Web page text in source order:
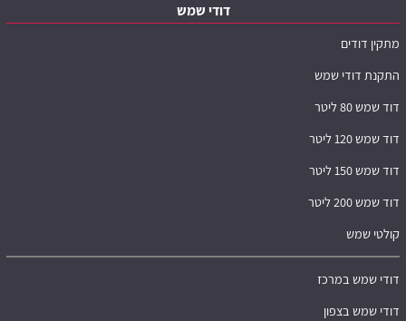
דודי שמש
מתקין דודים
התקנת דודי שמש
דוד שמש 80 ליטר
דוד שמש 120 ליטר
דוד שמש 150 ליטר
דוד שמש 200 ליטר
קולטי שמש
דודי שמש במרכז
דודי שמש בצפון